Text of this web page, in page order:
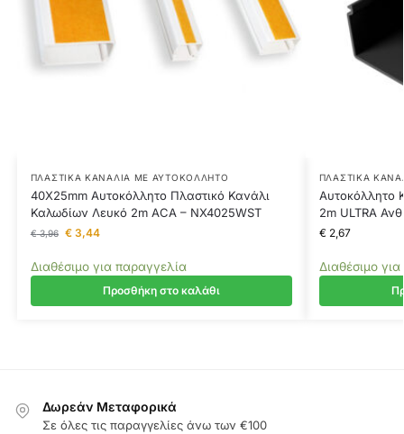
ΠΛΑΣΤΙΚΆ ΚΑΝΆΛΙΑ ΜΕ ΑΥΤΟΚΌΛΛΗΤΟ
40X25mm Αυτοκόλλητο Πλαστικό Κανάλι
Καλωδίων Λευκό 2m ACA – NX4025WST
€3,96 €3,44
Διαθέσιμο για παραγγελία
Προσθήκη στο καλάθι
ΠΛΑΣΤΙΚΆ
Αυτοκόλλητο
2m ULTRA
€2,67
Διαθέσιμο
Δωρεάν Μεταφορικά
Σε όλες τις παραγγελίες άνω των €100